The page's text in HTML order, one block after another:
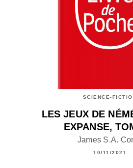
SCIENCE-
LES JEUX DE
EXPANSE,
James S.A.
10/11/2021